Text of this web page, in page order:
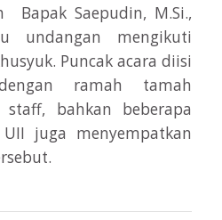
Saepudin, M.Si.,
undangan mengikuti
Puncak acara diisi
ramah tamah
bahkan beberapa
juga menyempatkan